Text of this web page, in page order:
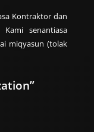
Kontraktor dan
Kami senantiasa
miqyasun (tolak